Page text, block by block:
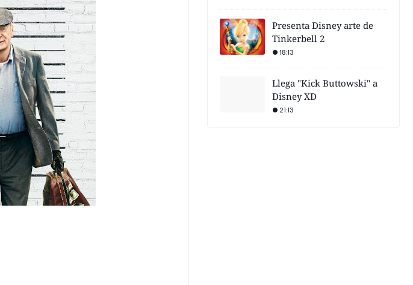
Presenta Disney arte de
Tinkerbell 2
18:13
Llega "Kick Buttowski" a
Disney XD
21:13